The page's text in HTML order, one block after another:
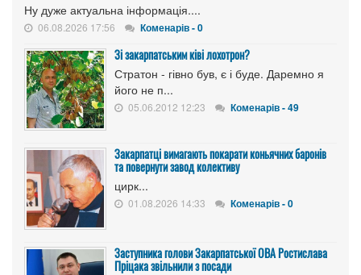
Ну дуже актуальна інформація....
06.08.2026 17:56 Коменарів - 0
Зі закарпатським ківі лохотрон?
Стратон - гівно був, є і буде. Даремно я
його не п...
05.06.2012 12:23 Коменарів - 49
Закарпатці вимагають покарати коньячних баронів
та повернути завод колективу
цирк...
01.08.2026 14:33 Коменарів - 0
Заступника голови Закарпатської ОВА Ростислава
Пріцака звільнили з посади